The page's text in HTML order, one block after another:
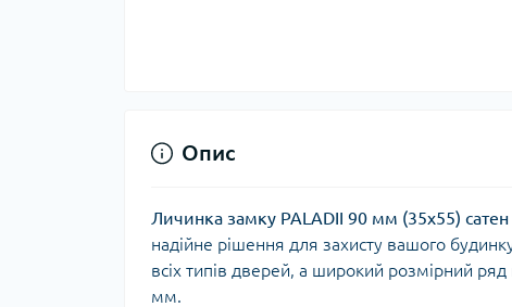
Опис
Личинка замку PALADII 90 мм (35x55)
надійне рішення для захисту вашого
всіх типів дверей, а широкий розмірний
мм.